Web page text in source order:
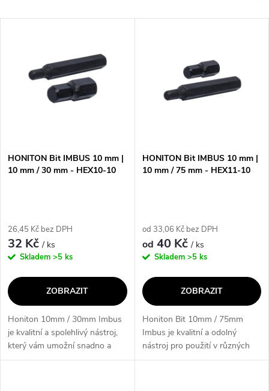
a
p
o
d
u
k
t
Nejprodávanější
Abecedně
s
p
o
d
u
k
t
HONITON Bit IMBUS 10 mm |
10 mm / 30 mm - HEX10-10
26,45 Kč bez DPH
32 Kč/ ks
Skladem >5 ks
ZOBRAZIT
Honiton 10mm / 30mm Imbus
je kvalitní a spolehlivý nástroj,
který vám umožní snadno a
efektivně utahovat a povolovat
HONITON Bit IMBUS 10 mm |
10 mm / 75 mm - HEX11-10
od 33,06 Kč bez DPH
od 40 Kč/ ks
Skladem >5 ks
ZOBRAZIT
Honiton Bit 10mm / 75mm
Imbus je kvalitní a odolný
nástroj pro použití v různých
aplikacích. S jeho rozsahem